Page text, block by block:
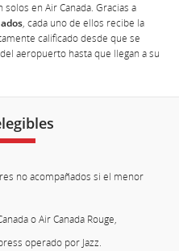
en Air Canada. Gracias a
, cada uno de ellos recibe la
calificado desde que se
aeropuerto hasta que llegan a su
no acompañados si el menor
o Air Canada Rouge,
operado por Jazz.